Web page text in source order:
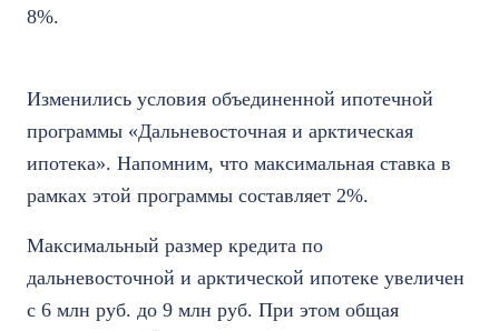
8%.
Изменились условия объединенной ипотечной
программы «Дальневосточная и арктическая
ипотека». Напомним, что максимальная ставка в
рамках этой программы составляет 2%.
Максимальный размер кредита по
дальневосточной и арктической ипотеке увеличен
с 6 млн руб. до 9 млн руб. При этом общая